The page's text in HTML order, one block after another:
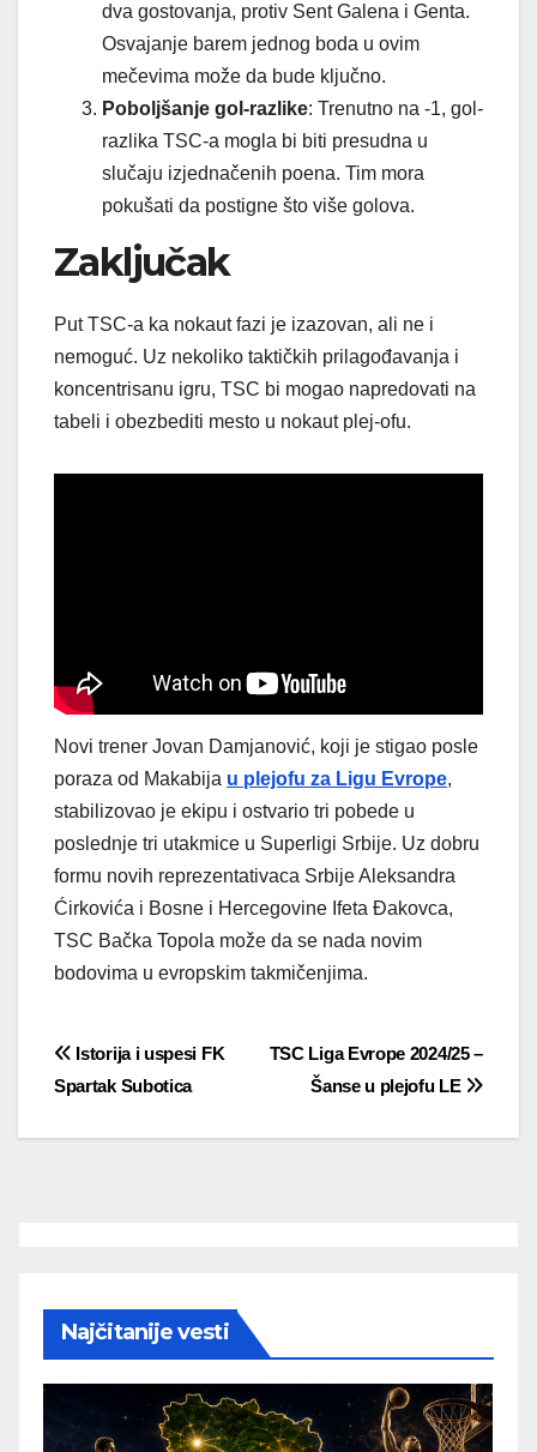
dva gostovanja, protiv Sent Galena i Genta.
Osvajanje barem jednog boda u ovim
mečevima može da bude ključno.
Poboljšanje gol-razlike: Trenutno na -1, gol-
razlika TSC-a mogla bi biti presudna u
slučaju izjednačenih poena. Tim mora
pokušati da postigne što više golova.
Zaključak
Put TSC-a ka nokaut fazi je izazovan, ali ne i
nemoguć. Uz nekoliko taktičkih prilagođavanja i
koncentrisanu igru, TSC bi mogao napredovati na
tabeli i obezbediti mesto u nokaut plej-ofu.
Novi trener Jovan Damjanović, koji je stigao posle
poraza od Makabija u plejofu za Ligu Evrope,
stabilizovao je ekipu i ostvario tri pobede u
poslednje tri utakmice u Superligi Srbije. Uz dobru
formu novih reprezentativaca Srbije Aleksandra
Ćirkovića i Bosne i Hercegovine Ifeta Đakovca,
TSC Bačka Topola može da se nada novim
bodovima u evropskim takmičenjima.
Post
navigation
TSC Liga Evrope 2024/25 –
Šanse u plejofu LE
Istorija i uspesi FK
Spartak Subotica
Najčitanije vesti